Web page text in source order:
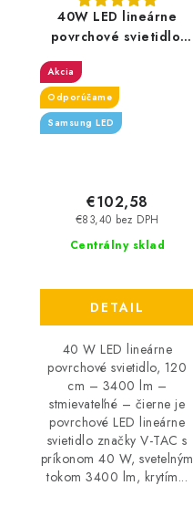
40W LED lineárne
povrchové svietidlo,
120cm - 3400lm -
stmievateľné - čierne
Akcia
Odporúčame
Samsung LED
Centrálny sklad
€83,40 bez DPH
€102,58
DETAIL
40 W LED lineárne
povrchové svietidlo, 120
cm – 3400 lm –
stmievateľné – čierne je
povrchové LED lineárne
svietidlo značky V-TAC s
príkonom 40 W, svetelným
tokom 3400 lm, krytím...